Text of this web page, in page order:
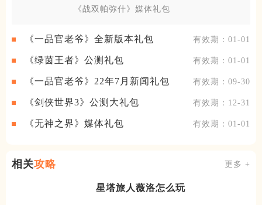
《战双帕弥什》媒体礼包
《一品官老爷》全新版本礼包 有效期：01-01
《绿茵王者》公测礼包 有效期：01-01
《一品官老爷》22年7月新闻礼包 有效期：09-30
《剑侠世界3》公测大礼包 有效期：12-31
《无神之界》媒体礼包 有效期：01-01
相关攻略 更多 +
星塔旅人薇洛怎么玩